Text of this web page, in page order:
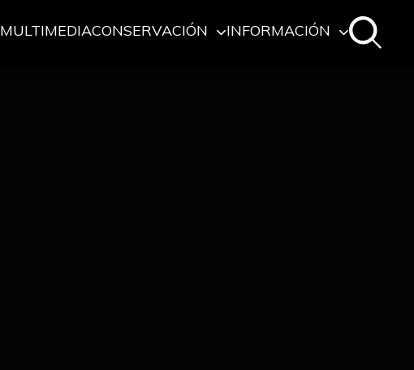
MULTIMEDIACONSERVACIÓN INFORMACIÓN